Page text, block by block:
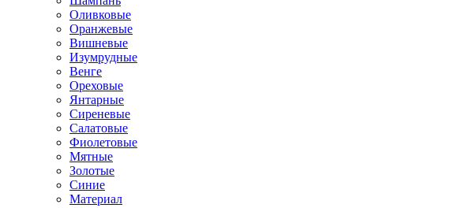
Оливковые
Оранжевые
Вишневые
Изумрудные
Венге
Ореховые
Янтарные
Сиреневые
Салатовые
Фиолетовые
Мятные
Золотые
Синие
Материал